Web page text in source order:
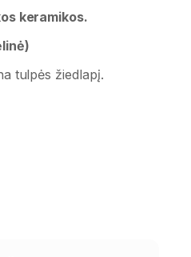
keramikos.
tulpės žiedlapį.